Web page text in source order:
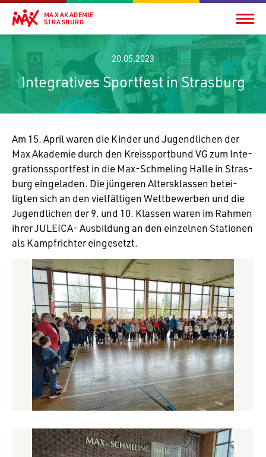
MAX AKADEMIE
STRASBURG
20.05.2023
Integratives Sportfest in Strasburg
Am 15. April waren die Kinder und Jugend­li­chen der
Max Akademie durch den Kreis­sport­bund VG zum Inte­
gra­ti­ons­sport­fest in die Max-Schme­ling Halle in Stras­
burg einge­laden. Die jüngeren Alters­klassen betei­
ligten sich an den viel­fäl­tigen Wett­be­werben und die
Jugend­li­chen der 9. und 10. Klassen waren im Rahmen
ihrer JULEICA- Ausbil­dung an den einzelnen Stationen
als Kampf­richter eingesetzt.